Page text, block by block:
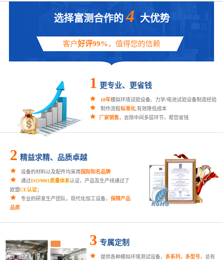
选择富测合作的 4 大优势
客户好评99%，值得您的信赖
1 更专业、更省钱
10年模拟环境试验设备、力学/电池试验设备制造经验
制作流程标准化 ,有效降低成本
厂家销售，去除中间多层环节，帮您省钱
2 精益求精、品质卓越
设备的材料以及配件均采用 国际知名品牌
通过ISO9001质量体系认证，产品及生产线通过了
欧盟CE认证；
专业的研发生产团队，现代化加工设备， 保障产品
品质
3 专属定制
提供各种模拟环境测试设备， 多系列，多型号，总有